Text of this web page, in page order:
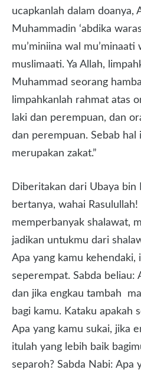
ucapkanlah dalam doanya,
Muhammadin ‘abdika
mu’miniina wal mu’minaati
muslimaati. Ya Allah,
Muhammad seorang
limpahkanlah rahmat atas
laki dan perempuan, dan
dan perempuan. Sebab hal
merupakan zakat.”
Diberitakan dari Ubaya bin
bertanya, wahai Rasulullah!
memperbanyak shalawat,
jadikan untukmu dari
Apa yang kamu kehendaki,
seperempat. Sabda beliau:
dan jika engkau tambah
bagi kamu. Kataku apakah
Apa yang kamu sukai, jika
itulah yang lebih baik
separoh? Sabda Nabi: Apa